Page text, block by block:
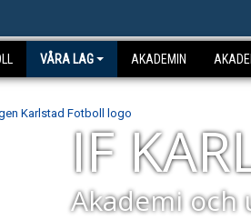
VÅRA LAG AKADEMIN
IF
Akademi och